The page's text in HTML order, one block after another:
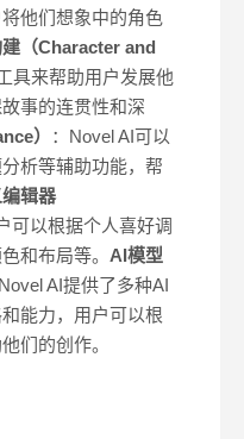
他们想象中的角色
（Character and
具来帮助用户发展他
事的连贯性和深
）
：Novel AI可以
析等辅助功能，帮
辑器
可以根据个人喜好调
和布局等。 AI模型
AI提供了多种AI
能力，用户可以根
们的创作。